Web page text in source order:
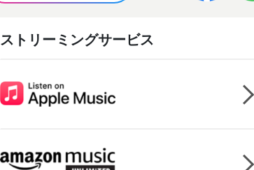
ストリーミングサービス